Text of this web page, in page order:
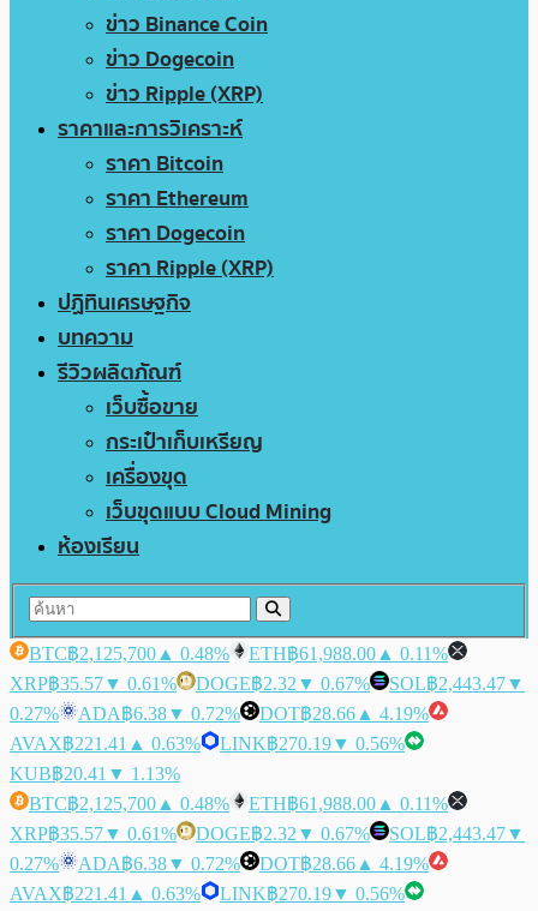
ข่าว Binance Coin
ข่าว Dogecoin
ข่าว Ripple (XRP)
ราคาและการวิเคราะห์
ราคา Bitcoin
ราคา Ethereum
ราคา Dogecoin
ราคา Ripple (XRP)
ปฏิทินเศรษฐกิจ
บทความ
รีวิวผลิตภัณฑ์
เว็บซื้อขาย
กระเป๋าเก็บเหรียญ
เครื่องขุด
เว็บขุดแบบ Cloud Mining
ห้องเรียน
BTC฿2,125,700 ▲ 0.48% ETH฿61,988.00 ▲ 0.11%
XRP฿35.57▼ 0.61% DOGE฿2.32 ▼ 0.67% SOL฿2,443.47▼
0.27%
ADA฿6.38▼ 0.72% DOT฿28.66 ▲ 4.19%
AVAX฿221.41 ▲ 0.63% LINK฿270.19▼ 0.56%
KUB฿20.41 ▼ 1.13%
BTC฿2,125,700 ▲ 0.48% ETH฿61,988.00 ▲ 0.11%
XRP฿35.57▼ 0.61% DOGE฿2.32 ▼ 0.67% SOL฿2,443.47▼
0.27%
ADA฿6.38▼ 0.72% DOT฿28.66 ▲ 4.19%
AVAX฿221.41 ▲ 0.63% LINK฿270.19▼ 0.56%